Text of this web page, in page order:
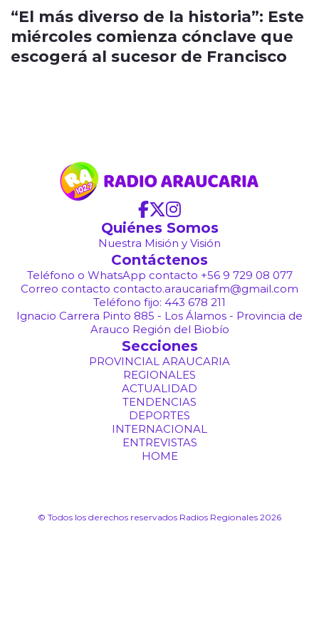
“El más diverso de la historia”: Este
miércoles comienza cónclave que
escogerá al sucesor de Francisco
Quiénes Somos
Nuestra Misión y Visión
Contáctenos
Teléfono o WhatsApp contacto +56 9 729 08 077
Correo contacto contacto.araucariafm@gmail.com
Teléfono fijo: 443 678 211
Ignacio Carrera Pinto 885 - Los Álamos - Provincia de
Arauco Región del Biobío
Secciones
PROVINCIAL ARAUCARIA
REGIONALES
ACTUALIDAD
TENDENCIAS
DEPORTES
INTERNACIONAL
ENTREVISTAS
HOME
© Todos los derechos reservados Radios Regionales 2026